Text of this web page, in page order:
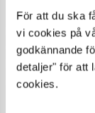
För att du ska
vi cookies på
godkännande
detaljer" för att
cookies.